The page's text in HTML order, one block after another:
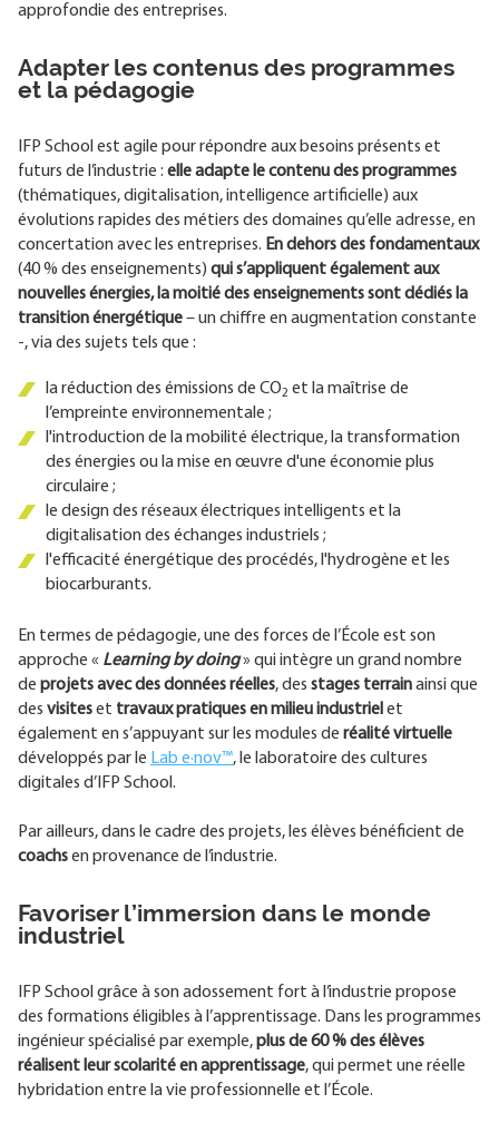
approfondie des entreprises.
Adapter les contenus des programmes
et la pédagogie
IFP School est agile pour répondre aux besoins présents et
futurs de l’industrie : elle adapte le contenu des programmes
(thématiques, digitalisation, intelligence artificielle) aux
évolutions rapides des métiers des domaines qu’elle adresse, en
concertation avec les entreprises. En dehors des fondamentaux
(40 % des enseignements) qui s’appliquent également aux
nouvelles énergies, la moitié des enseignements sont dédiés la
transition énergétique– un chiffre en augmentation constante
-, via des sujets tels que :
la réduction des émissions de CO2 et la maîtrise de
l’empreinte environnementale ;
l'introduction de la mobilité électrique, la transformation
des énergies ou la mise en œuvre d'une économie plus
circulaire ;
le design des réseaux électriques intelligents et la
digitalisation des échanges industriels ;
l'efficacité énergétique des procédés, l'hydrogène et les
biocarburants.
En termes de pédagogie, une des forces de l’École est son
approche « Learning by doing» qui intègre un grand nombre
de projets avec des données réelles, des stages terrainainsi que
des visiteset travaux pratiques en milieu industriel et
également en s’appuyant sur les modules de réalité virtuelle
développés par le Lab e·nov™, le laboratoire des cultures
digitales d’IFP School.
Par ailleurs, dans le cadre des projets, les élèves bénéficient de
coachsen provenance de l’industrie.
Favoriser l’immersion dans le monde
industriel
IFP School grâce à son adossement fort à l’industrie propose
des formations éligibles à l’apprentissage. Dans les programmes
ingénieur spécialisé par exemple,plus de 60 % des élèves
réalisent leur scolarité en apprentissage, qui permet une réelle
hybridation entre la vie professionnelle et l’École.